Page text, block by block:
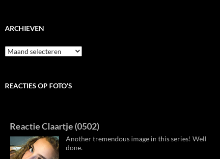
ARCHIEVEN
Archieven
REACTIES OP FOTO’S
Reactie Claartje (0502)
Another tremendous image in this series! Well
done.